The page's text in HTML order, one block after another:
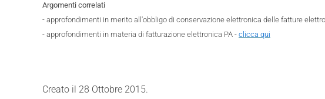
Argomenti correlati
- approfondimenti in merito all'obbligo di conservazione elettronica delle fatture
- approfondimenti in materia di fatturazione elettronica PA - clicca qui
Creato il 28 Ottobre 2015.